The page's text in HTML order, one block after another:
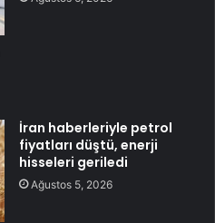
İran haberleriyle petrol
fiyatları düştü, enerji
hisseleri geriledi
Ağustos 5, 2026